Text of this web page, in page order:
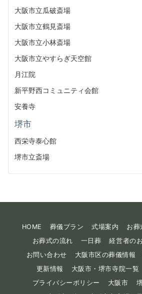
大阪市立瓜破斎場
大阪市立鶴見斎場
大阪市立小林斎場
大阪市立やすらぎ天空館
月江院
新平野西コミュニティ会館
安養寺
堺市
西栄寺泰心館
堺市立斎場
HOME 葬儀プラン 式場案内 お葬
お葬式の流れ
一日葬 経営者の
お問い合わせ
大阪市区の葬儀情報
更新情報
大阪市・堺市寺院一覧
プライバシーポリシー
大阪市